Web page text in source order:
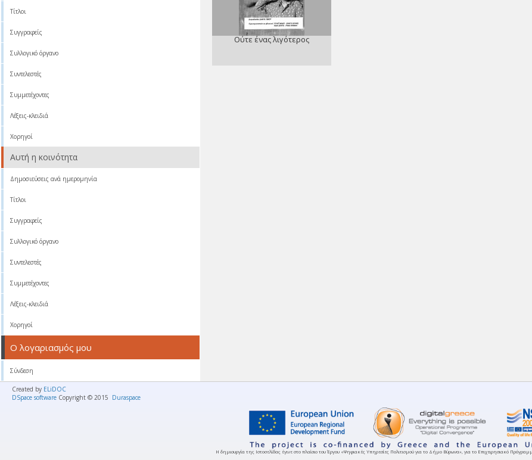
Ούτε ένας λιγότερος
Τίτλοι
Συγγραφείς
Συλλογικό όργανο
Συντελεστές
Συμμετέχοντες
Λέξεις-κλειδιά
Χορηγοί
Αυτή η κοινότητα
Δημοσιεύσεις ανά ημερομηνία
Τίτλοι
Συγγραφείς
Συλλογικό όργανο
Συντελεστές
Συμμετέχοντες
Λέξεις-κλειδιά
Χορηγοί
Ο λογαριασμός μου
Σύνδεση
Created by ELiDOC
DSpace software Copyright © 2015 Duraspace
Η δημιουργία της Ιστοσελίδας έγινε στο πλαίσιο του Έργου «Ψηφιακές Υπηρεσίες Πολιτισμού για το Δήμο Βύρωνα», για το Επιχειρησιακό